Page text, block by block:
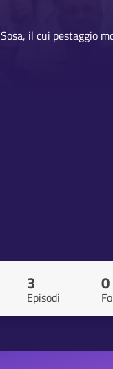
il cui pestaggio
3
Episodi
0